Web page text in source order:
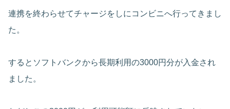
連携を終わらせてチャージをしにコンビニへ行ってきまし
た。
するとソフトバンクから長期利用の3000円分が入金され
ました。